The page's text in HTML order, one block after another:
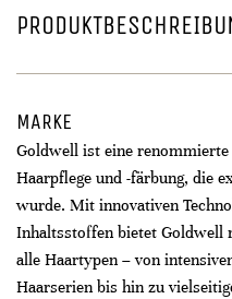
MARKE
Goldwell ist eine
Haarpflege und -färbung, die
wurde. Mit innovativen
Inhaltsstoffen bietet Goldwell
alle Haartypen – von
Haarserien bis hin zu